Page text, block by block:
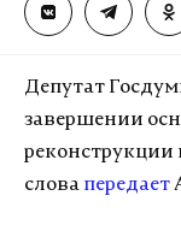
Депутат
завершении
реконструкции
слова передает